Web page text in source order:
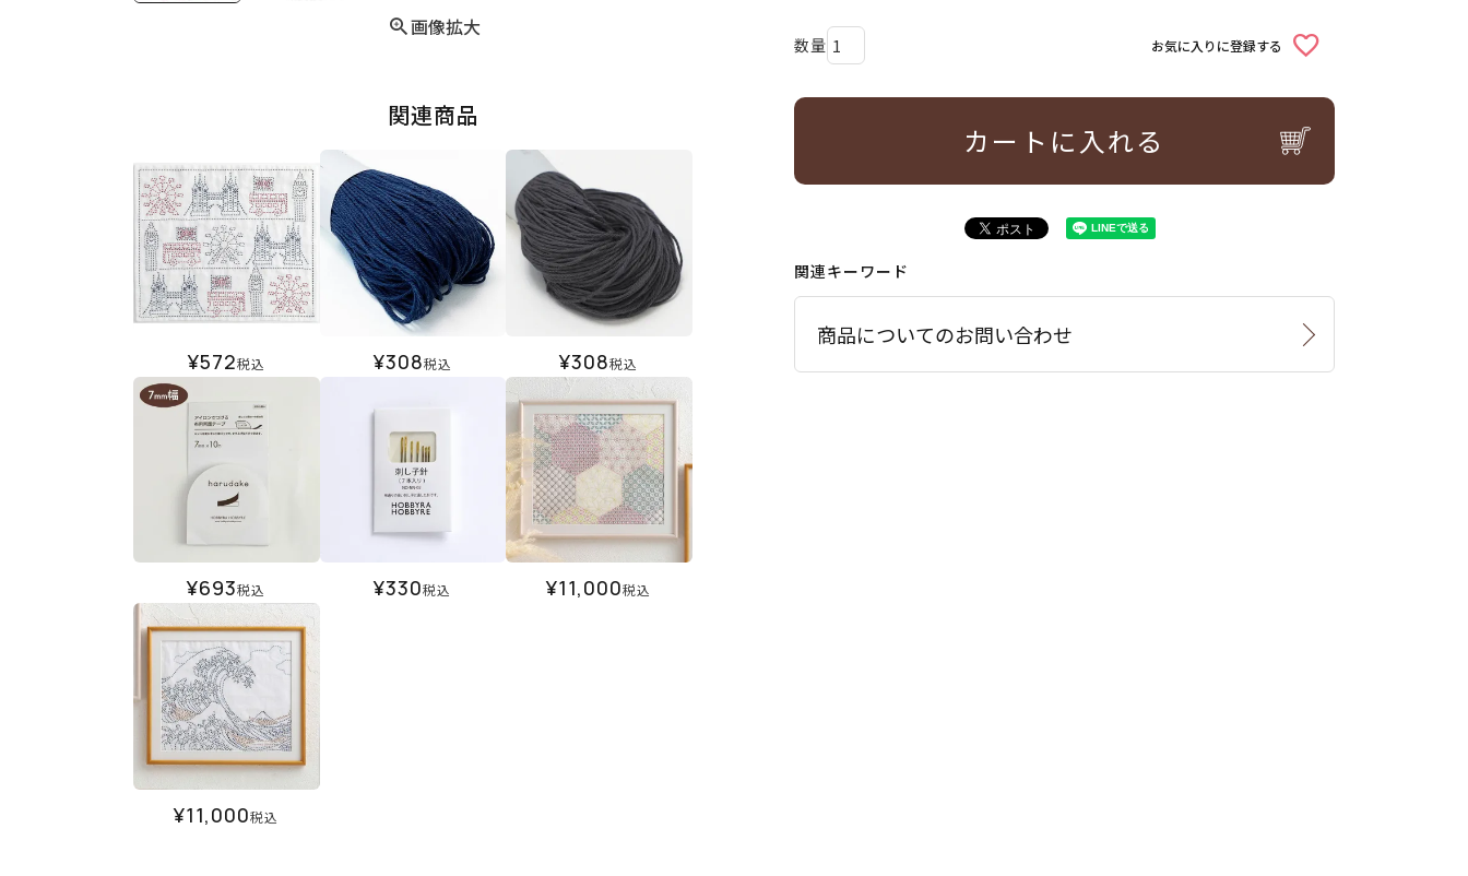
画像拡大
関連商品
¥572税込 ¥308税込 ¥308税込
¥693税込 ¥330税込 ¥11,000税込
¥11,000税込
お気に入りに登録する
カートに入れる
関連キーワード
商品についてのお問い合わせ